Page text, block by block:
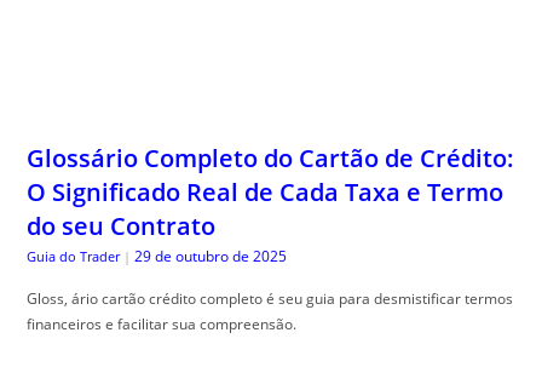
Glossário Completo do Cartão de Crédito:
O Significado Real de Cada Taxa e Termo
do seu Contrato
Guia do Trader | 29 de outubro de 2025
Gloss, ário cartão crédito completo é seu guia para desmistificar termos
financeiros e facilitar sua compreensão.